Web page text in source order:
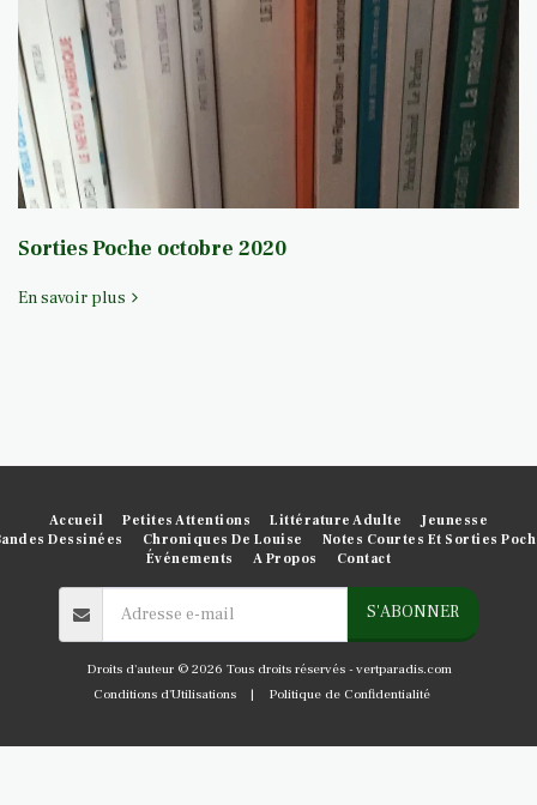
Sorties Poche octobre 2020
En savoir plus
Accueil Petites Attentions Littérature Adulte
Jeunesse
Dessinées
Chroniques De Louise
Notes Courtes Et Sorties
Événements
A Propos Contact
S'ABONNER
Droits d'auteur © 2026 Tous droits réservés -vertparadis.com
Conditions d'Utilisations| Politique de Confidentialité